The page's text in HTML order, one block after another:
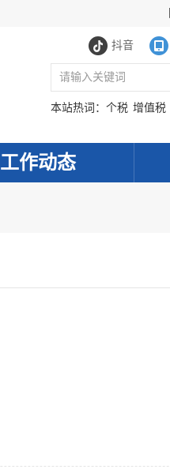
抖音
本站热词： 个税 增值税
工作动态